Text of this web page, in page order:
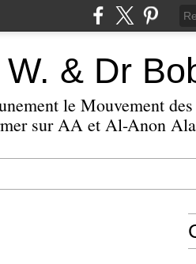
& Dr
le Mouvement
sur AA et Al-Anon